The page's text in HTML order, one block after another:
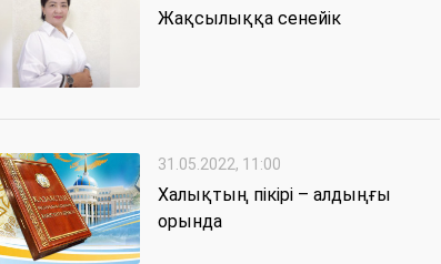
Жақсылыққа сенейік
31.05.2022, 11:00
Халықтың пікірі – алдыңғы
орында